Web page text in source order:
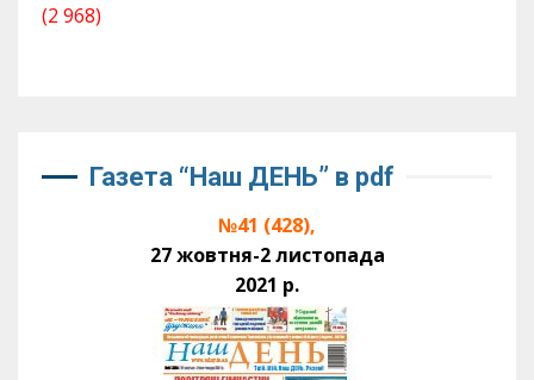
(2 968)
Газета “Наш ДЕНЬ” в pdf
№41 (428),
27 жовтня-2 листопада
2021 р.